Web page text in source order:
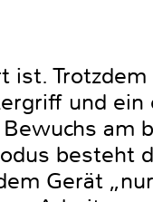
ist.
und
am
besteht
Gerät